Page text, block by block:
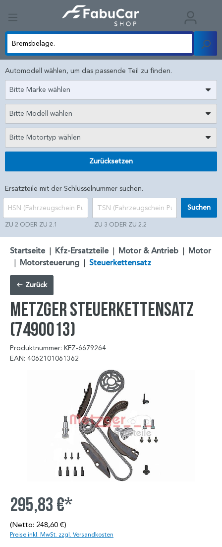
Automodell wählen, um das passende Teil zu finden.
Bitte Marke wählen
Bitte Modell wählen
Bitte Motortyp wählen
Zurücksetzen
Ersatzteile mit der Schlüsselnummer suchen.
ZU 2 ODER ZU 2.1 ZU 3 ODER ZU 2.2
Suchen
Startseite | Kfz-Ersatzteile | Motor & Antrieb | Motor
| Motorsteuerung | Steuerkettensatz
Zurück
METZGER Steuerkettensatz
(7490013)
Produktnummer: KFZ-6679264
EAN: 4062101061362
295,83 €*
(Netto: 248,60 €)
Preise inkl. MwSt. zzgl. Versandkosten